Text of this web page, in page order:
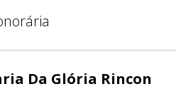
Da Glória Rincon